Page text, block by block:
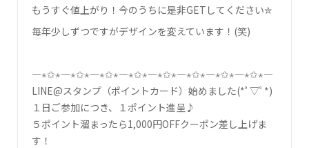
もうすぐ値上がり！今のうちに是非GETしてください✮
毎年少しずつですがデザインを変えています！(笑)
―⋆✩⋆―⋆✩⋆―⋆✩⋆―⋆✩⋆―⋆✩⋆―⋆✩⋆―⋆✩⋆―⋆✩⋆―
LINE@スタンプ（ポイントカード）始めました(*ﾟ▽ﾟ*)
１日ご参加につき、１ポイント進呈♪
５ポイント溜まったら1,000円OFFクーポン差し上げま
す！